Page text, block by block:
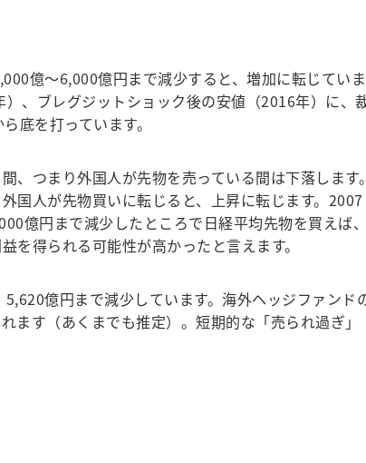
億～6,000億円まで減少すると、増加に転じていま
、ブレグジットショック後の安値（2016年）に、
底を打っています。
、つまり外国人が先物を売っている間は下落します
国人が先物買いに転じると、上昇に転じます。2007
億円まで減少したところで日経平均先物を買えば
を得られる可能性が高かったと言えます。
億円まで減少しています。海外ヘッジファンド
ます（あくまでも推定）。短期的な「売られ過ぎ」